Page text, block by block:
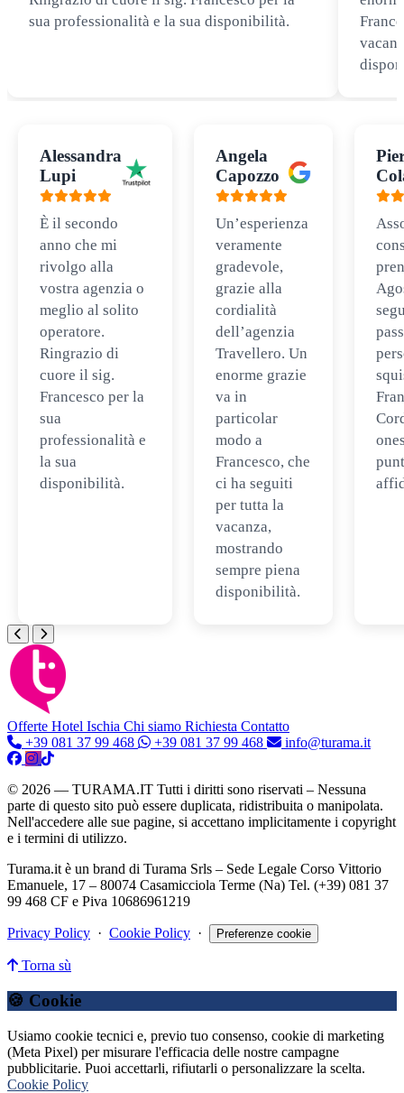
sua professionalità e la sua disponibilità.
Alessandra
Lupi
È il secondo
anno che mi
rivolgo alla
vostra agenzia o
meglio al solito
operatore.
Ringrazio di
cuore il sig.
Francesco per la
sua
professionalità e
la sua
disponibilità.
Angela
Capozzo
Un’esperienza
veramente
gradevole,
grazie alla
cordialità
dell’agenzia
Travellero. Un
enorme grazie
va in
particolar
modo a
Francesco, che
ci ha seguiti
per tutta la
vacanza,
mostrando
sempre piena
disponibilità.
Offerte Hotel Ischia Chi siamo Richiesta Contatto
+39 081 37 99 468
+39 081 37 99 468 info@turama.it
© 2026 — TURAMA.IT Tutti i diritti sono riservati – Nessuna
parte di questo sito può essere duplicata, ridistribuita o manipolata.
Nell'accedere alle sue pagine, si accettano implicitamente i copyright
e i termini di utilizzo.
Turama.it è un brand di Turama Srls – Sede Legale Corso Vittorio
Emanuele, 17 – 80074 Casamicciola Terme (Na) Tel. (+39) 081 37
99 468 CF e Piva 10686961219
Privacy Policy · Cookie Policy · Preferenze cookie
Torna sù
🍪 Cookie
Usiamo cookie tecnici e, previo tuo consenso, cookie di marketing
(Meta Pixel) per misurare l'efficacia delle nostre campagne
pubblicitarie. Puoi accettarli, rifiutarli o personalizzare la scelta.
Cookie Policy